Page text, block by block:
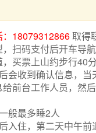
：18079312866取得
扫码支付后开车导
买票上山约步行40分
会收到确认信息，当
前台工作人员，然
般最多睡2人
入住，第二天中午前